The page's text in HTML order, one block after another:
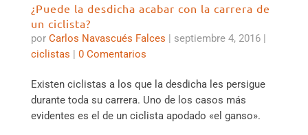
¿Puede la desdicha acabar con la carrera de
un ciclista?
por Carlos Navascués Falces | septiembre 4, 2016 |
ciclistas | 0 Comentarios
Existen ciclistas a los que la desdicha les persigue
durante toda su carrera. Uno de los casos más
evidentes es el de un ciclista apodado «el ganso».